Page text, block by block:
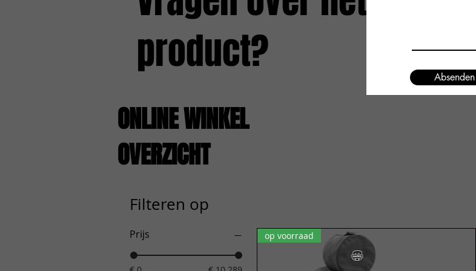
product?
Absenden
ONLINE WINKEL
OVERZICHT
Filteren op
Prijs op voorraad